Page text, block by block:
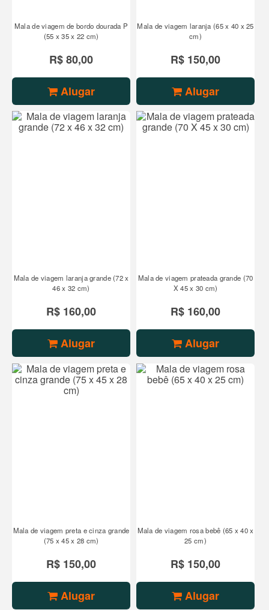
Mala de viagem de bordo dourada P
(55 x 35 x 22 cm)
R$ 80,00
Alugar
Mala de viagem laranja (65 x 40 x 25
cm)
R$ 150,00
Alugar
Mala de viagem laranja grande (72 x
46 x 32 cm)
R$ 160,00
Alugar
Mala de viagem prateada grande (70
X 45 x 30 cm)
R$ 160,00
Alugar
Mala de viagem preta e cinza grande
(75 x 45 x 28 cm)
R$ 150,00
Alugar
Mala de viagem rosa bebê (65 x 40 x
25 cm)
R$ 150,00
Alugar